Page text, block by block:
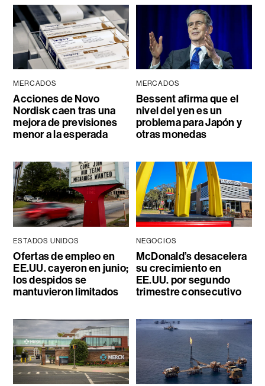
MERCADOS
Acciones de Novo
Nordisk caen tras una
mejora de previsiones
menor a la esperada
MERCADOS
Bessent afirma que el
nivel del yen es un
problema para Japón y
otras monedas
ESTADOS UNIDOS
Ofertas de empleo en
EE.UU. cayeron en junio;
los despidos se
mantuvieron limitados
NEGOCIOS
McDonald’s desacelera
su crecimiento en
EE.UU. por segundo
trimestre consecutivo